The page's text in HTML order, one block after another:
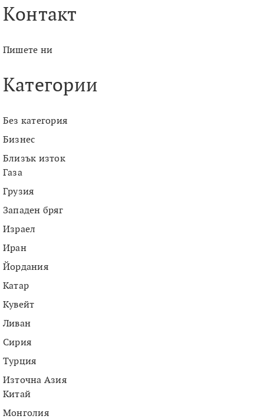
Контакт
Пишете ни
Категории
Без категория
Бизнес
Близък изток
Газа
Грузия
Западен бряг
Израел
Иран
Йордания
Катар
Кувейт
Ливан
Сирия
Турция
Източна Азия
Китай
Монголия